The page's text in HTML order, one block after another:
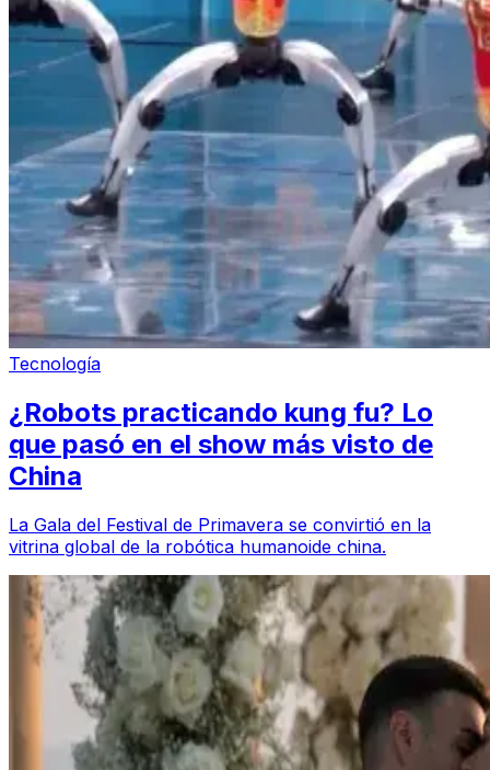
Tecnología
¿Robots practicando kung fu? Lo
que pasó en el show más visto de
China
La Gala del Festival de Primavera se convirtió en la
vitrina global de la robótica humanoide china.